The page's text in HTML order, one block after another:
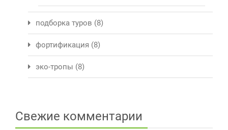
подборка туров (8)
фортификация (8)
эко-тропы (8)
Свежие комментарии